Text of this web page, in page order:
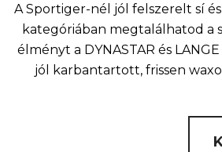
A Sportiger-nél jól felszerelt sí
kategóriában megtalálhatod a
élményt a DYNASTAR és
jól karbantartott, frissen